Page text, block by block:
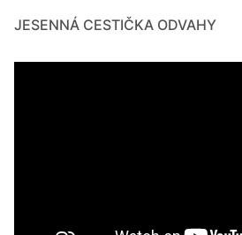
JESENNÁ CESTIČKA ODVAHY